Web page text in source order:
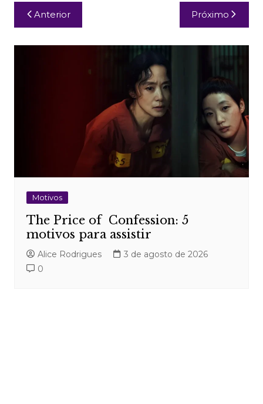
Navegação
de
Post
Anterior Próximo
Motivos
The Price of Confession: 5
motivos para assistir
Alice Rodrigues
3 de agosto de 2026
0